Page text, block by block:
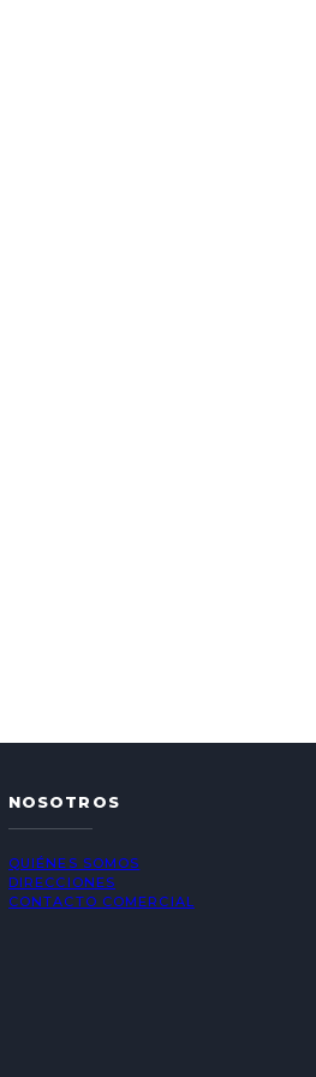
NOSOTROS
QUIÉNES SOMOS
DIRECCIONES
CONTACTO COMERCIAL